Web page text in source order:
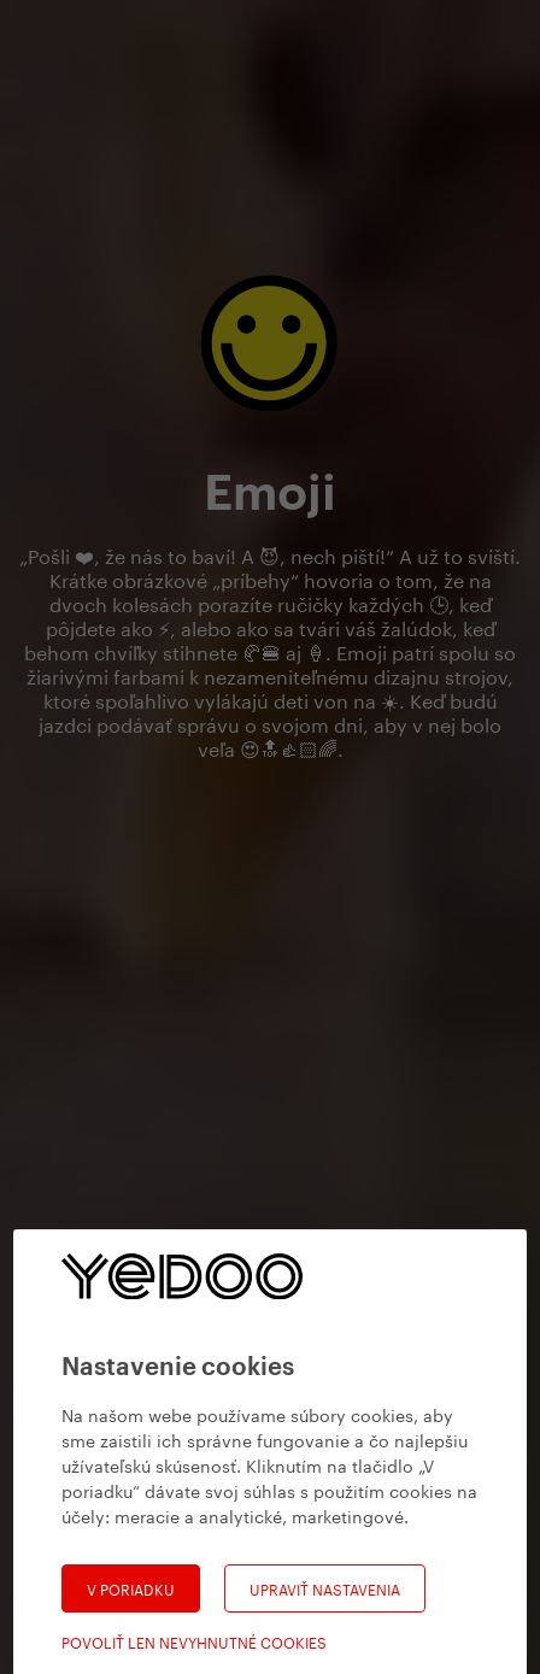
Nastavenie cookies
Na našom webe používame súbory cookies, aby
sme zaistili ich správne fungovanie a čo najlepšiu
užívateľskú skúsenosť. Kliknutím na tlačidlo „V
poriadku“ dávate svoj súhlas s použitím cookies na
účely: meracie a analytické, marketingové.
V PORIADKU UPRAVIŤ NASTAVENIA
POVOLIŤ LEN NEVYHNUTNÉ COOKIES
Emoji
„Pošli ❤️, že nás to baví! A 😈, nech piští!“ A už to sviští.
Krátke obrázkové „príbehy“ hovoria o tom, že na
dvoch kolesách porazíte ručičky každých 🕒, keď
pôjdete ako ⚡, alebo ako sa tvári váš žalúdok, keď
behom chvíľky stihnete 🥐🍔 aj 🍦. Emoji patrí spolu so
žiarivými farbami k nezameniteľnému dizajnu strojov,
ktoré spoľahlivo vylákajú deti von na ☀️. Keď budú
jazdci podávať správu o svojom dni, aby v nej bolo
veľa 😍🔝👍🏻🌈.